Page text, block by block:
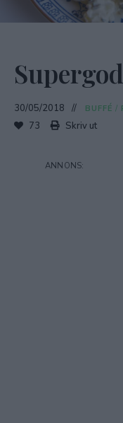
30/05/2018 BUFFÉ /
73 Skriv ut